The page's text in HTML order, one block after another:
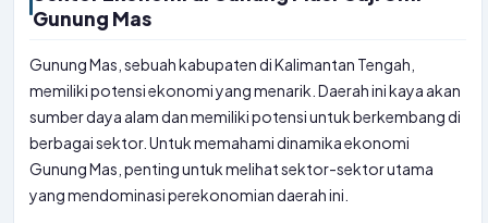
Gunung Mas
Gunung Mas, sebuah kabupaten di Kalimantan Tengah,
memiliki potensi ekonomi yang menarik. Daerah ini kaya akan
sumber daya alam dan memiliki potensi untuk berkembang di
berbagai sektor. Untuk memahami dinamika ekonomi
Gunung Mas, penting untuk melihat sektor-sektor utama
yang mendominasi perekonomian daerah ini.